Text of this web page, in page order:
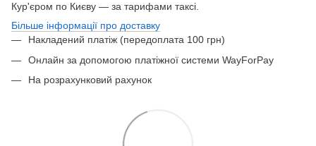
Кур'єром по Києву — за тарифами таксі.
Більше інформації про доставку
Накладений платіж (передоплата 100 грн)
Онлайн за допомогою платіжної системи WayForPay
На розрахунковий рахунок